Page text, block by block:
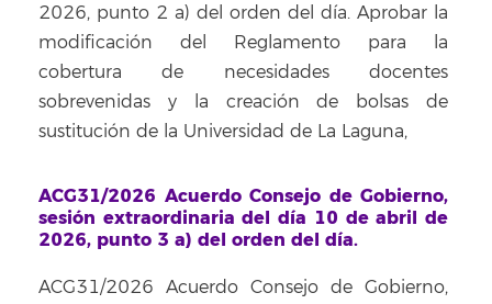
2026, punto 2 a) del orden del día. Aprobar la
modificación del Reglamento para la
cobertura de necesidades docentes
sobrevenidas y la creación de bolsas de
sustitución de la Universidad de La Laguna,
ACG31/2026 Acuerdo Consejo de Gobierno,
sesión extraordinaria del día 10 de abril de
2026, punto 3 a) del orden del día.
ACG31/2026 Acuerdo Consejo de Gobierno,